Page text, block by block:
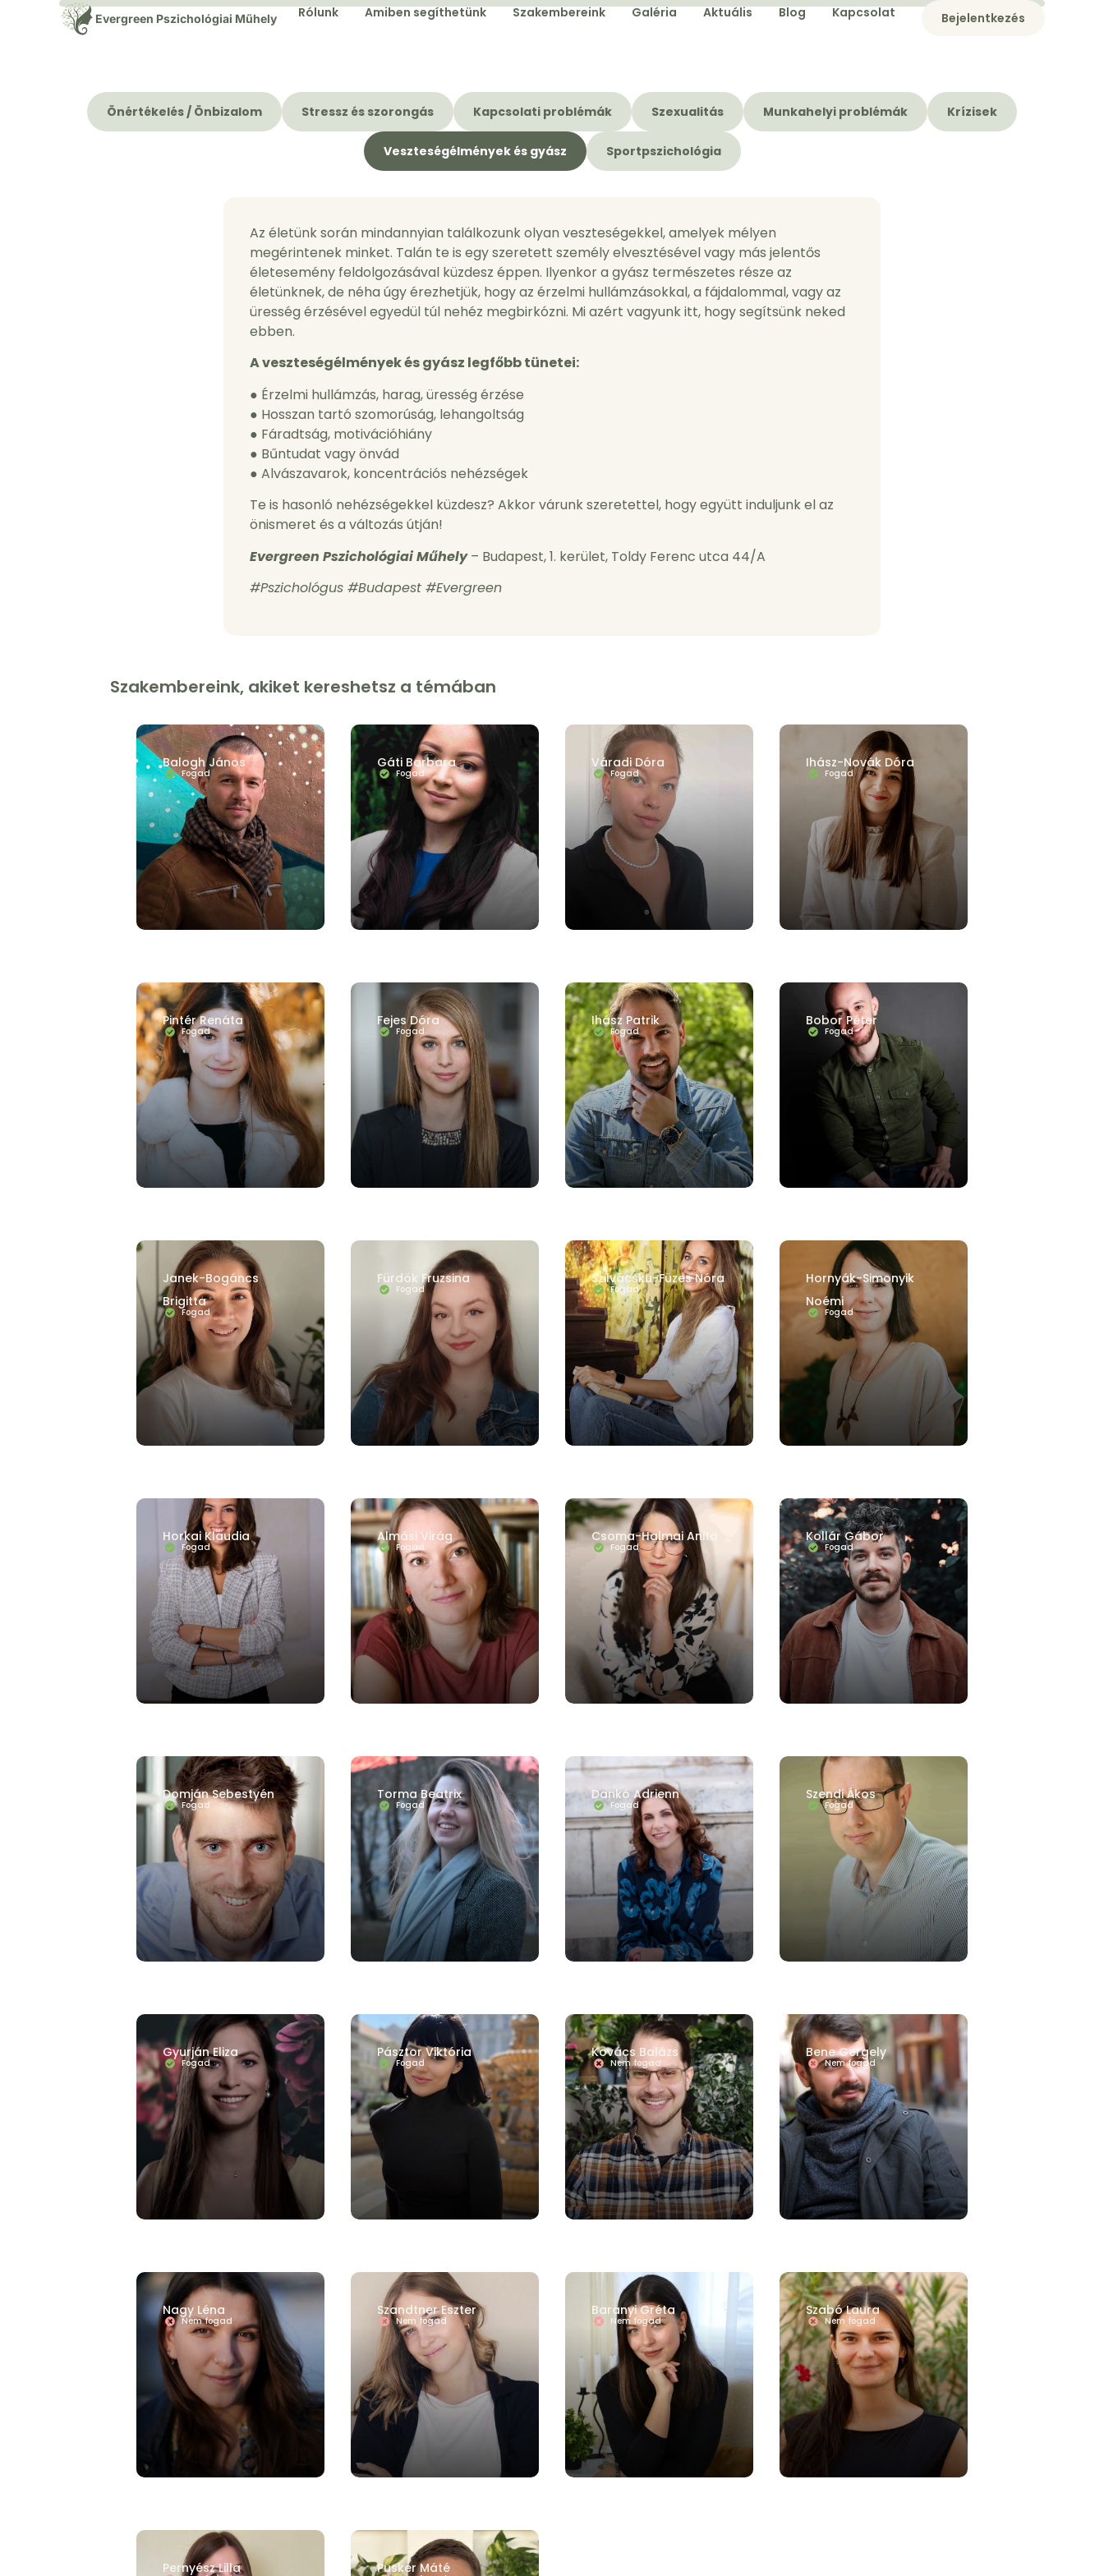
Evergreen Pszichológiai Műhely Rólunk Amiben segíthetünk Szakembereink Galéria Aktuális Blog Kapcsolat Bejelentkezés
Önértékelés / Önbizalom Stressz és szorongás Kapcsolati problémák Szexualitás Munkahelyi problémák Krízisek
Veszteségélmények és gyász Sportpszichológia
Az életünk során mindannyian találkozunk olyan veszteségekkel, amelyek mélyen
megérintenek minket. Talán te is egy szeretett személy elvesztésével vagy más jelentős
életesemény feldolgozásával küzdesz éppen. Ilyenkor a gyász természetes része az
életünknek, de néha úgy érezhetjük, hogy az érzelmi hullámzásokkal, a fájdalommal, vagy az
üresség érzésével egyedül túl nehéz megbirkózni. Mi azért vagyunk itt, hogy segítsünk neked
ebben.
A veszteségélmények és gyász legfőbb tünetei:
● Érzelmi hullámzás, harag, üresség érzése
● Hosszan tartó szomorúság, lehangoltság
● Fáradtság, motivációhiány
● Bűntudat vagy önvád
● Alvászavarok, koncentrációs nehézségek
Te is hasonló nehézségekkel küzdesz? Akkor várunk szeretettel, hogy együtt induljunk el az
önismeret és a változás útján!
Evergreen Pszichológiai Műhely– Budapest, 1. kerület, Toldy Ferenc utca 44/A
#Pszichológus #Budapest #Evergreen
Szakembereink, akiket kereshetsz a témában
FUTÓTERÁPIA KAPCSOLATI PROBLÉMÁK KRÍZISEK MUNKAHELYI PROBLÉMÁK ÖNÉRTÉKELÉS / ÖNBIZALOM STRESSZ-SZORONGÁS
TERMÉSZETKAPCSOLAT VESZTESÉGÉLMÉNYEK ÉS GYÁSZ
Balogh János
Fogad
Gáti Barbara
Fogad
Váradi Dóra
Fogad
Ihász-Novák Dóra
Fogad
Pintér Renáta
Fogad
Fejes Dóra
Fogad
Ihász Patrik
Fogad
Bobor Péter
Fogad
Janek-Bogáncs
Brigitta
Fogad
Fürdök Fruzsina
Fogad
Szilvácsku-Füzes Nóra
Fogad
Hornyák-Simonyik
Noémi
Fogad
Horkai Klaudia
Fogad
Almási Virág
Fogad
Csoma-Halmai Anita
Fogad
Kollár Gábor
Fogad
Domján Sebestyén
Fogad
Torma Beatrix
Fogad
Dankó Adrienn
Fogad
Szendi Ákos
Fogad
Gyurján Eliza
Fogad
Pásztor Viktória
Fogad
Kovács Balázs
Nem fogad
Bene Gergely
Nem fogad
Nagy Léna
Nem fogad
Szandtner Eszter
Nem fogad
Baranyi Gréta
Nem fogad
Szabó Laura
Nem fogad
Pernyész Lilla Pusker Máté